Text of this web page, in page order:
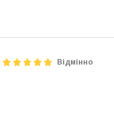
Відмінно